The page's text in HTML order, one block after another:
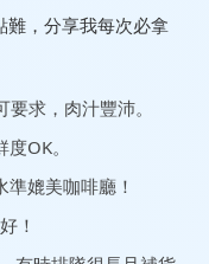
，分享我每次必拿
求，肉汁豐沛。
OK。
準媲美咖啡廳！
！